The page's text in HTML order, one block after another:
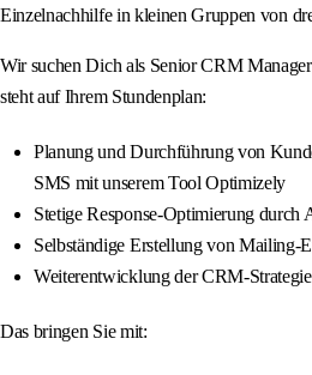
Einzelnachhilfe in kleinen Gruppen von
Wir suchen Dich als Senior CRM
steht auf Ihrem Stundenplan:
Planung und Durchführung von
SMS mit unserem Tool Optimizely
Stetige Response-Optimierung durch
Selbständige Erstellung von Mailing-
Weiterentwicklung der CRM-Strategie
Das bringen Sie mit: